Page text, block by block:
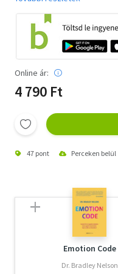
Online ár:
4 790 Ft
47 pont Perceken belül
Emotion Code
Dr. Bradley Nelson